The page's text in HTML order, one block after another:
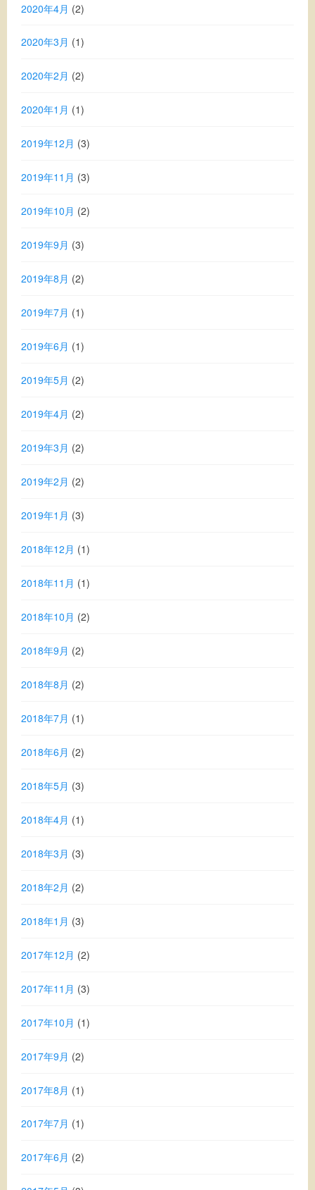
2020年4月 (2)
2020年3月 (1)
2020年2月 (2)
2020年1月 (1)
2019年12月 (3)
2019年11月 (3)
2019年10月 (2)
2019年9月 (3)
2019年8月 (2)
2019年7月 (1)
2019年6月 (1)
2019年5月 (2)
2019年4月 (2)
2019年3月 (2)
2019年2月 (2)
2019年1月 (3)
2018年12月 (1)
2018年11月 (1)
2018年10月 (2)
2018年9月 (2)
2018年8月 (2)
2018年7月 (1)
2018年6月 (2)
2018年5月 (3)
2018年4月 (1)
2018年3月 (3)
2018年2月 (2)
2018年1月 (3)
2017年12月 (2)
2017年11月 (3)
2017年10月 (1)
2017年9月 (2)
2017年8月 (1)
2017年7月 (1)
2017年6月 (2)